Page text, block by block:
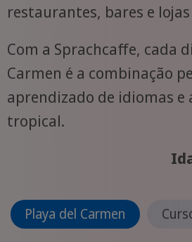
restaurantes, bares e
Com a Sprachcaffe, cada
Carmen é a combinação
aprendizado de idiomas e
tropical.
Playa del Carmen